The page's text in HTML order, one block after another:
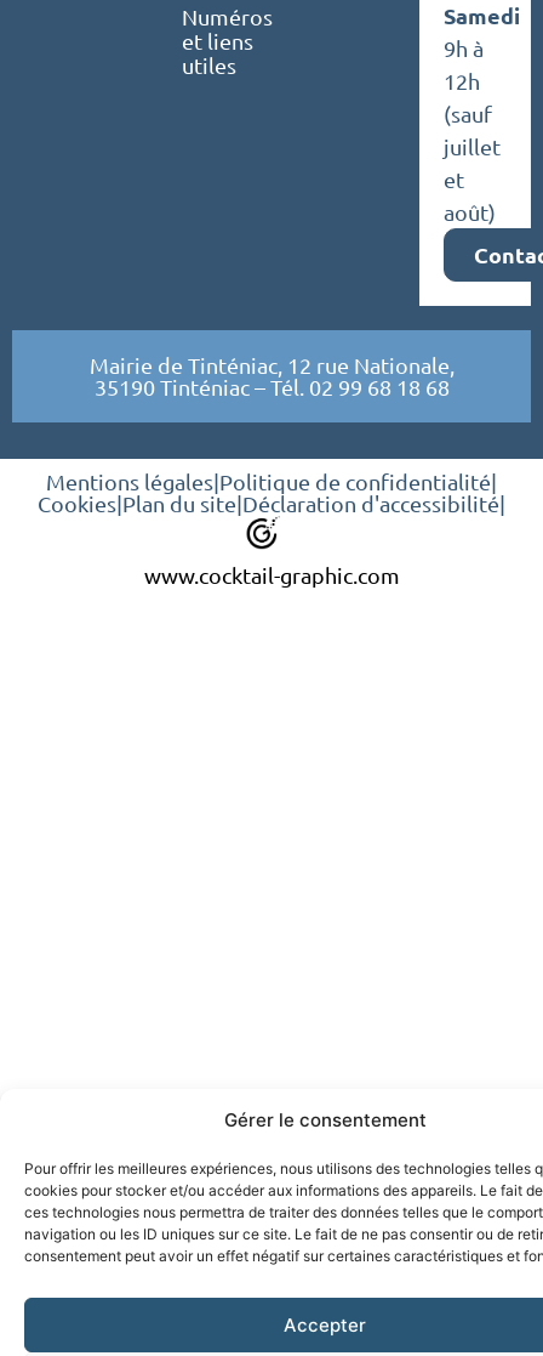
Gérer le consentement
Pour offrir les meilleures expériences, nous utilisons des technologies telles
cookies pour stocker et/ou accéder aux informations des appareils. Le fait
ces technologies nous permettra de traiter des données telles que le
navigation ou les ID uniques sur ce site. Le fait de ne pas consentir ou de
consentement peut avoir un effet négatif sur certaines caractéristiques et
Accepter
Numéros
et liens
utiles
Samedi
9h à
12h
(sauf
juillet
et
août)
Mairie de Tinténiac, 12 rue Nationale,
35190 Tinténiac – Tél. 02 99 68 18 68
Mentions légales|Politique de confidentialité|
Cookies|Plan du site|Déclaration d'accessibilité|
www.cocktail-graphic.com